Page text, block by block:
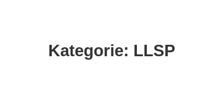
Kategorie: LLSP